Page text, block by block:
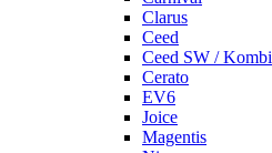
Clarus
Ceed
Ceed SW / Kombi
Cerato
EV6
Joice
Magentis